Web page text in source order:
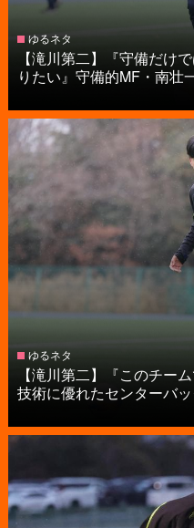
ゆるネタ
【滝川第二】『守備だけ
りたい』守備的MF・南壮
ゆるネタ
【滝川第二】『このチー
技術に優れたセンターバ